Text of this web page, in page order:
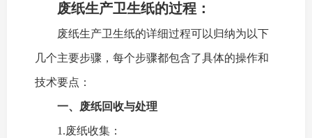
废纸生产卫生纸的过程：
废纸生产卫生纸的详细过程可以归纳为以下
几个主要步骤，每个步骤都包含了具体的操作和
技术要点：
一、废纸回收与处理
1.废纸收集：